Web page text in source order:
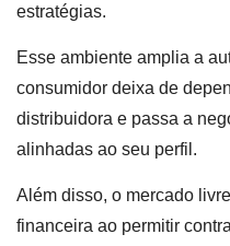
estratégias.
Esse ambiente amplia a
consumidor deixa de
distribuidora e passa a
alinhadas ao seu perfil.
Além disso, o mercado
financeira ao permitir